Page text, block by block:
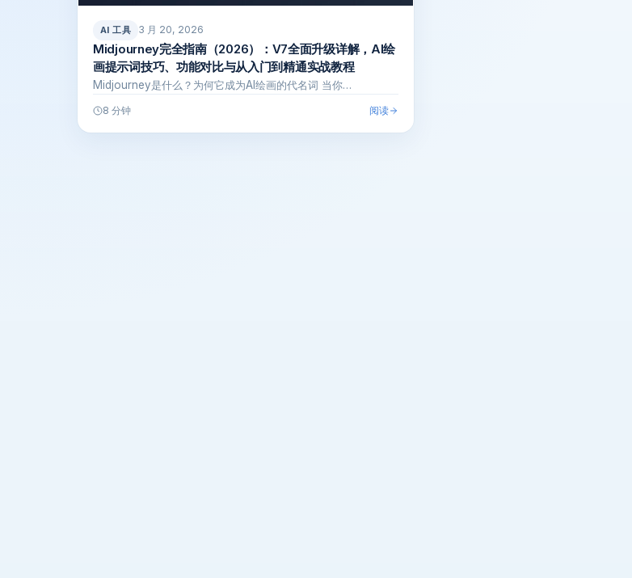
AI 工具 3 月 20, 2026
Midjourney完全指南（2026）：V7全面升级详解，AI绘
画提示词技巧、功能对比与从入门到精通实战教程
Midjourney是什么？为何它成为AI绘画的代名词 当你…
8 分钟 阅读